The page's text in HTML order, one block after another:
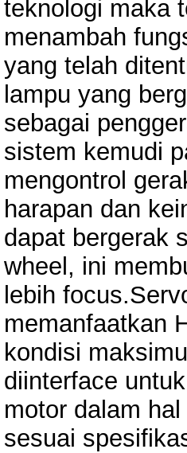
teknologi maka
menambah
yang telah
lampu yang
sebagai
sistem kemudi
mengontrol
harapan dan
dapat bergerak
wheel, ini
lebih
memanfaatkan
kondisi
diinterface
motor dalam
sesuai